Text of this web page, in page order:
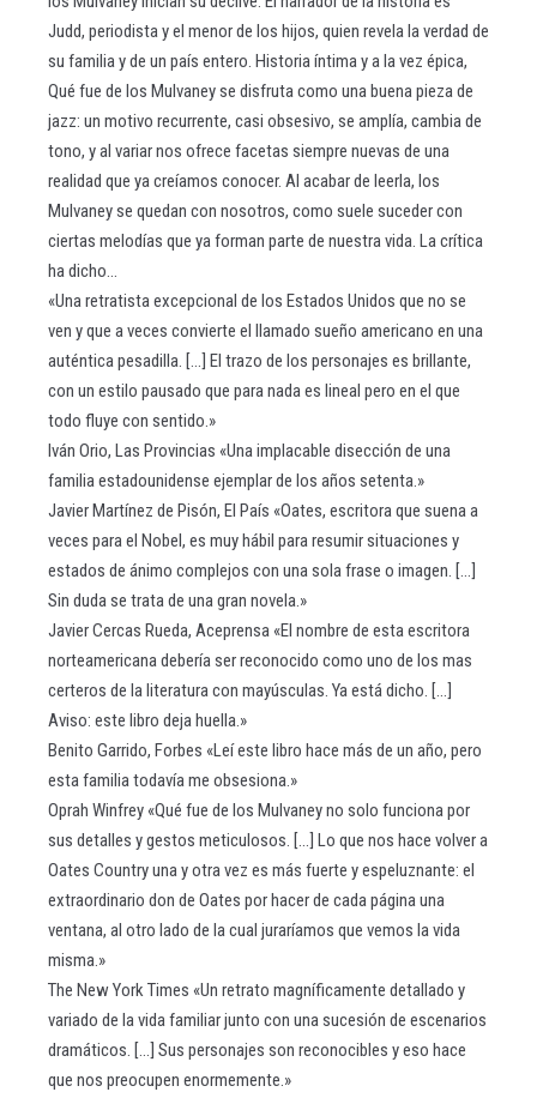
Judd, periodista y el menor de los hijos, quien revela la verdad de
su familia y de un país entero. Historia íntima y a la vez épica,
Qué fue de los Mulvaney se disfruta como una buena pieza de
jazz: un motivo recurrente, casi obsesivo, se amplía, cambia de
tono, y al variar nos ofrece facetas siempre nuevas de una
realidad que ya creíamos conocer. Al acabar de leerla, los
Mulvaney se quedan con nosotros, como suele suceder con
ciertas melodías que ya forman parte de nuestra vida. La crítica
ha dicho...
«Una retratista excepcional de los Estados Unidos que no se
ven y que a veces convierte el llamado sueño americano en una
auténtica pesadilla. [...] El trazo de los personajes es brillante,
con un estilo pausado que para nada es lineal pero en el que
todo fluye con sentido.»
Iván Orio, Las Provincias «Una implacable disección de una
familia estadounidense ejemplar de los años setenta.»
Javier Martínez de Pisón, El País «Oates, escritora que suena a
veces para el Nobel, es muy hábil para resumir situaciones y
estados de ánimo complejos con una sola frase o imagen. [...]
Sin duda se trata de una gran novela.»
Javier Cercas Rueda, Aceprensa «El nombre de esta escritora
norteamericana debería ser reconocido como uno de los mas
certeros de la literatura con mayúsculas. Ya está dicho. [...]
Aviso: este libro deja huella.»
Benito Garrido, Forbes «Leí este libro hace más de un año, pero
esta familia todavía me obsesiona.»
Oprah Winfrey «Qué fue de los Mulvaney no solo funciona por
sus detalles y gestos meticulosos. [...] Lo que nos hace volver a
Oates Country una y otra vez es más fuerte y espeluznante: el
extraordinario don de Oates por hacer de cada página una
ventana, al otro lado de la cual juraríamos que vemos la vida
misma.»
The New York Times «Un retrato magníficamente detallado y
variado de la vida familiar junto con una sucesión de escenarios
dramáticos. [...] Sus personajes son reconocibles y eso hace
que nos preocupen enormemente.»